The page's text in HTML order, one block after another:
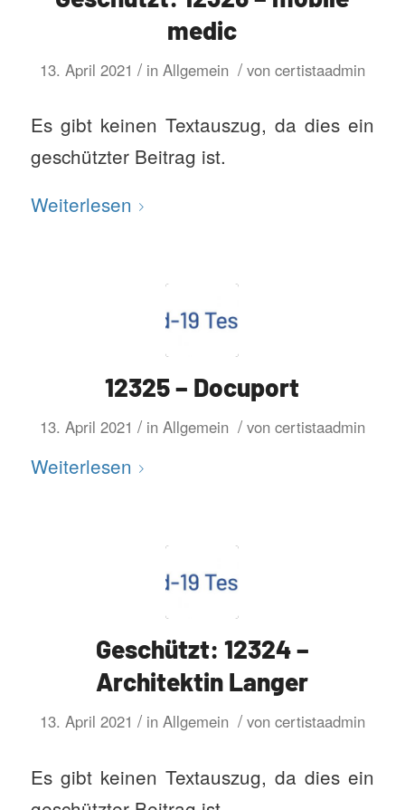
medic
13. April 2021 / in Allgemein / von certistaadmin
Es gibt keinen Textauszug, da dies ein
geschützter Beitrag ist.
Weiterlesen
12325 – Docuport
13. April 2021 / in Allgemein / von certistaadmin
Weiterlesen
Geschützt: 12324 –
Architektin Langer
13. April 2021 / in Allgemein / von certistaadmin
Es gibt keinen Textauszug, da dies ein